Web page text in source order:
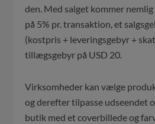
den. Med salget kommer
på 5% pr. transaktion, et
(kostpris + leveringsgebyr +
tillægsgebyr på USD 20.
Virksomheder kan vælge
og derefter tilpasse udseendet
butik med et coverbillede og